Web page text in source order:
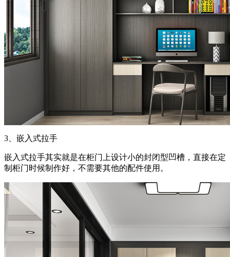
3、嵌入式拉手
嵌入式拉手其实就是在柜门上设计小的封闭型凹槽，直接在定
制柜门时候制作好，不需要其他的配件使用。